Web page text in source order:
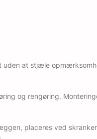
uden at stjæle
og rengøring.
placeres ved